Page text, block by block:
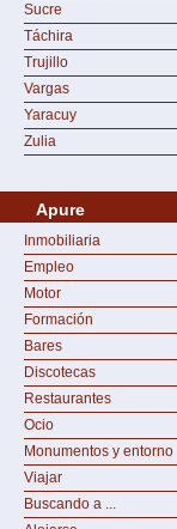
Sucre
Táchira
Trujillo
Vargas
Yaracuy
Zulia
Apure
Inmobiliaria
Empleo
Motor
Formación
Bares
Discotecas
Restaurantes
Ocio
Monumentos y entorno
Viajar
Buscando a ...